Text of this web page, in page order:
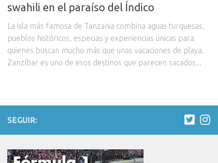
swahili en el paraíso del Índico
La isla más famosa de Tanzania combina aguas turquesas,
pueblos históricos, especias y experiencias únicas para
quienes buscan mucho más que unas vacaciones de playa.
Zanzíbar es uno de esos destinos que parecen sacados...
SEGUIR: